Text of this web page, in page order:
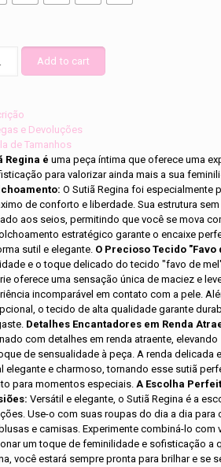
Add to cart
e Devoluções
de Tamanhos
Regina éuma peça íntima que oferece uma
para valorizar ainda mais a sua
O Sutiã Regina foi especialmente
de conforto e liberdade. Sua estrutura
aos seios, permitindo que você se mova
estratégico garante o encaixe
sutil e elegante. O Precioso Tecido "Favo
e o toque delicado do tecido "favo de
oferece uma sensação única de maciez e
incomparável em contato com a pele.
o tecido de alta qualidade garante
Detalhes Encantadores em Renda
com detalhes em renda atraente,
de sensualidade à peça. A renda delicada
elegante e charmoso, tornando esse sutiã
para momentos especiais.A Escolha
Versátil e elegante, o Sutiã Regina é a
Use-o com suas roupas do dia a dia
e camisas. Experimente combiná-lo com
um toque de feminilidade e sofisticação a
você estará sempre pronta para brilhar e se